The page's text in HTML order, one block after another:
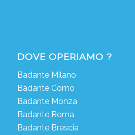
DOVE OPERIAMO ?
Badante Milano
Badante Como
Badante Monza
Badante Roma
Badante Brescia